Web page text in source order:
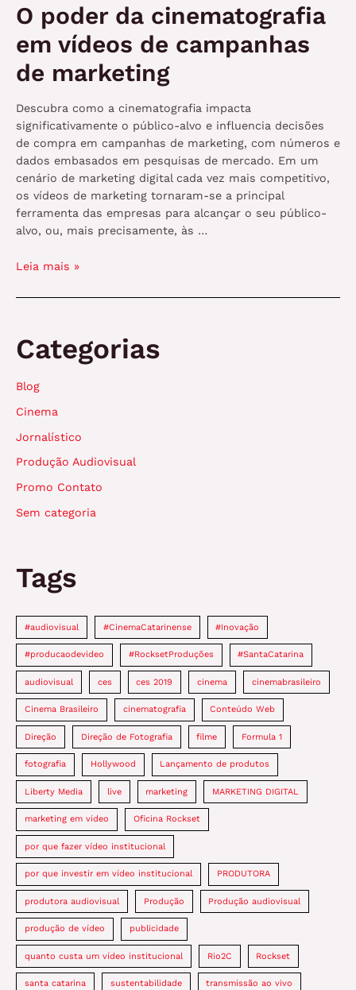
O poder da cinematografia
em vídeos de campanhas
de marketing
Descubra como a cinematografia impacta
significativamente o público-alvo e influencia decisões
de compra em campanhas de marketing, com números e
dados embasados em pesquisas de mercado. Em um
cenário de marketing digital cada vez mais competitivo,
os vídeos de marketing tornaram-se a principal
ferramenta das empresas para alcançar o seu público-
alvo, ou, mais precisamente, às …
O
da
vídeos
campanhas
de
Leia mais »
Categorias
Blog
Cinema
Jornalístico
Produção Audiovisual
Promo Contato
Sem categoria
Tags
#audiovisual #CinemaCatarinense #Inovação
#producaodevideo #RocksetProduções #SantaCatarina
audiovisual ces ces 2019 cinema cinemabrasileiro
Cinema Brasileiro cinematografia Conteúdo Web
Direção Direção de Fotografia filme Formula 1
fotografia Hollywood Lançamento de produtos
Liberty Media live marketing MARKETING DIGITAL
marketing em video Oficina Rockset
por que fazer vídeo institucional
por que investir em vídeo institucional PRODUTORA
produtora audiovisual Produção Produção audiovisual
produção de vídeo publicidade
quanto custa um vídeo institucional Rio2C Rockset
santa catarina sustentabilidade transmissão ao vivo